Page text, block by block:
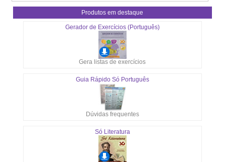
Produtos em destaque
Gerador de Exercícios (Português)
Gera listas de exercícios
Guia Rápido Só Português
Dúvidas frequentes
Só Literatura